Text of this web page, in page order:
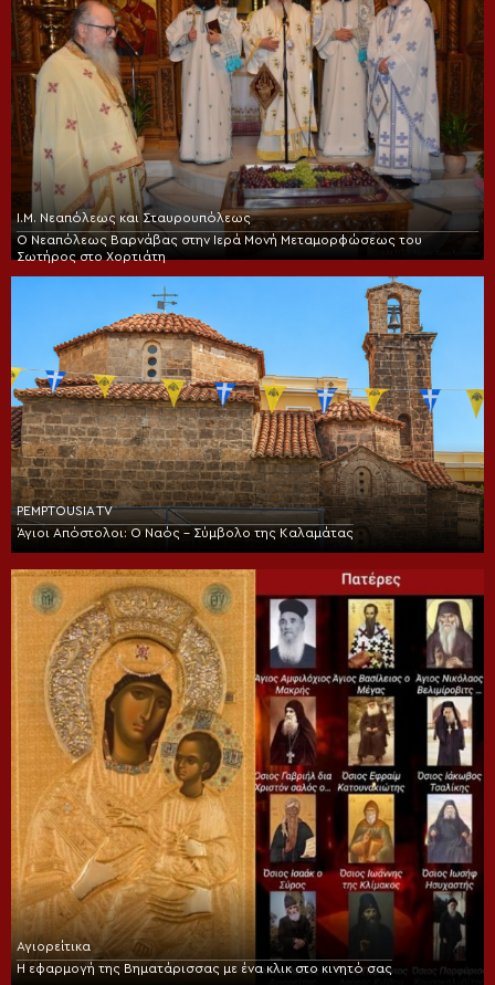
Ι.Μ. Νεαπόλεως και Σταυρουπόλεως
Ο Νεαπόλεως Βαρνάβας στην Ιερά Μονή Μεταμορφώσεως του
Σωτήρος στο Χορτιάτη
PEMPTOUSIA TV
Άγιοι Απόστολοι: Ο Ναός – Σύμβολο της Καλαμάτας
Αγιορείτικα
Η εφαρμογή της Βηματάρισσας με ένα κλικ στο κινητό σας